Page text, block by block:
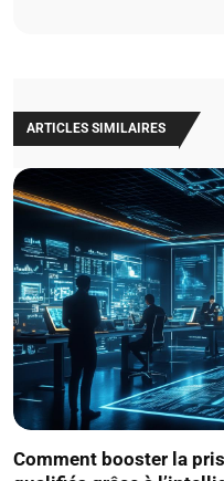
ARTICLES SIMILAIRES
Comment booster la